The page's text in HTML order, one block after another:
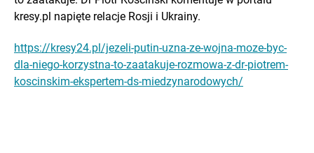
kresy.pl napięte relacje Rosji i Ukrainy.
https://kresy24.pl/jezeli-putin-uzna-ze-wojna-moze-byc-
dla-niego-korzystna-to-zaatakuje-rozmowa-z-dr-piotrem-
koscinskim-ekspertem-ds-miedzynarodowych/